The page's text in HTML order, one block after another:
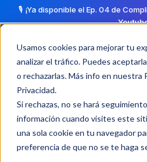
Usamos cookies para mejorar tu
analizar el tráfico. Puedes
o rechazarlas. Más info en nuestra
Privacidad.
Si rechazas, no se hará
información cuando visites este
una sola cookie en tu navegador
preferencia de que no se te haga
🎙️ ¡Ya disponible el Ep. 04 de